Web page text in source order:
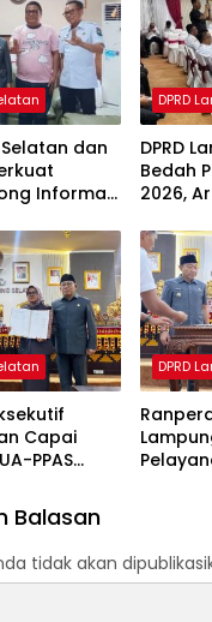
Selatan dan
Informasi
DPRD
DPRD
Bedah
2026,
Capai
PPAS
DPRD
Balasan
tidak akan